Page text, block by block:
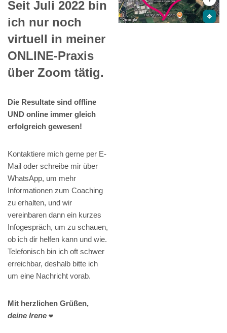
Seit Juli 2022 bin
ich nur noch
virtuell in meiner
ONLINE-Praxis
über Zoom tätig.
Die Resultate sind offline
UND online immer gleich
erfolgreich gewesen!
Kontaktiere mich gerne per E-
Mail oder schreibe mir über
WhatsApp, um mehr
Informationen zum Coaching
zu erhalten, und wir
vereinbaren dann ein kurzes
Infogespräch, um zu schauen,
ob ich dir helfen kann und wie.
Telefonisch bin ich oft schwer
erreichbar, deshalb bitte ich
um eine Nachricht vorab.
Mit herzlichen Grüßen,
deine Irene ❤️